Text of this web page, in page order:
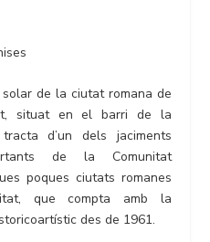
de la ciutat romana de
situat en el barri de la
d’un dels jaciments
de la Comunitat
poques ciutats romanes
que compta amb la
des de 1961.